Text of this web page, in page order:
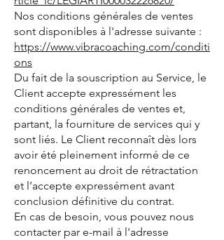
Nos conditions générales de ventes
sont disponibles à l'adresse suivante :
https://www.vibracoaching.com/conditi
ons
Du fait de la souscription au Service, le
Client accepte expressément les
conditions générales de ventes et,
partant, la fourniture de services qui y
sont liés. Le Client reconnaît dès lors
avoir été pleinement informé de ce
renoncement au droit de rétractation
et l’accepte expressément avant
conclusion définitive du contrat.
En cas de besoin, vous pouvez nous
contacter par e-mail à l'adresse